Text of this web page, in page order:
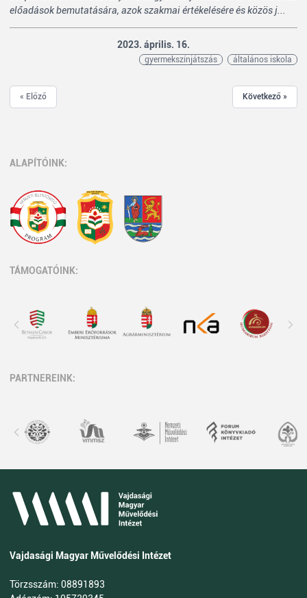
előadások bemutatására, azok szakmai értékelésére és közös j...
2023. április. 16.
gyermekszínjátszás általános iskola
« Előző Következő »
ALAPÍTÓINK:
TÁMOGATÓINK:
PARTNEREINK:
Vajdasági Magyar Művelődési Intézet
Törzsszám: 08891893